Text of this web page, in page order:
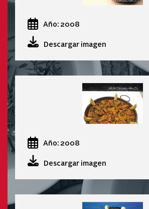
Año: 2008
Descargar imagen
Año: 2008
Descargar imagen